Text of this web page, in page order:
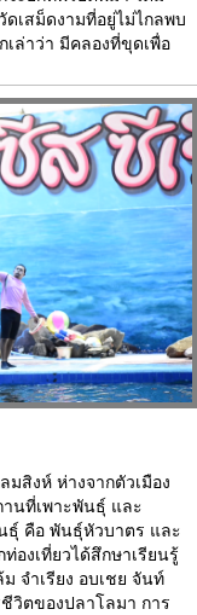
เสม็ดงามที่อยู่ไม่ไกลพบ
ล่าว่า มีคลองที่ขุดเพื่อ
สิงห์ ห่างจากตัวเมือง
นที่เพาะพันธุ์ และ
คือ พันธุ์หัวบาตร และ
งเที่ยวได้สึกษาเรียนรู้
จำเรียง อบเชย จันท์
วิตของปลาโลมา การ